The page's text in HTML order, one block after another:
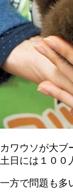
カワウソが大ブ
土日には１０
一方で問題も多